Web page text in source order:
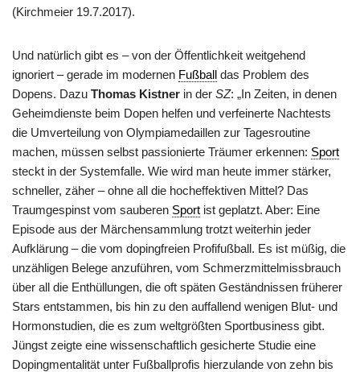
(Kirchmeier 19.7.2017).
Und natürlich gibt es – von der Öffentlichkeit weitgehend
ignoriert – gerade im modernen Fußball das Problem des
Dopens. Dazu Thomas Kistner in der SZ: „In Zeiten, in denen
Geheimdienste beim Dopen helfen und verfeinerte Nachtests
die Umverteilung von Olympiamedaillen zur Tagesroutine
machen, müssen selbst passionierte Träumer erkennen: Sport
steckt in der Systemfalle. Wie wird man heute immer stärker,
schneller, zäher – ohne all die hocheffektiven Mittel? Das
Traumgespinst vom sauberen Sport ist geplatzt. Aber: Eine
Episode aus der Märchensammlung trotzt weiterhin jeder
Aufklärung – die vom dopingfreien Profifußball. Es ist müßig, die
unzähligen Belege anzuführen, vom Schmerzmittelmissbrauch
über all die Enthüllungen, die oft späten Geständnissen früherer
Stars entstammen, bis hin zu den auffallend wenigen Blut- und
Hormonstudien, die es zum weltgrößten Sportbusiness gibt.
Jüngst zeigte eine wissenschaftlich gesicherte Studie eine
Dopingmentalität unter Fußballprofis hierzulande von zehn bis